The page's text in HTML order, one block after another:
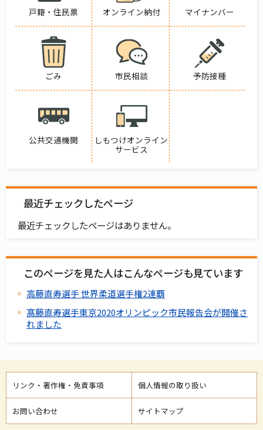
戸籍・住民票 オンライン納付 マイナンバー
ごみ 市民相談 予防接種
公共交通機関
しもつけオンライン
サービス
最近チェックしたページ
最近チェックしたページはありません。
このページを見た人はこんなページも見ています
高藤直寿選手 世界柔道選手権2連覇
髙藤直寿選手東京2020オリンピック市民報告会が開催さ
れました
リンク・著作権・免責事項 個人情報の取り扱い
お問い合わせ サイトマップ